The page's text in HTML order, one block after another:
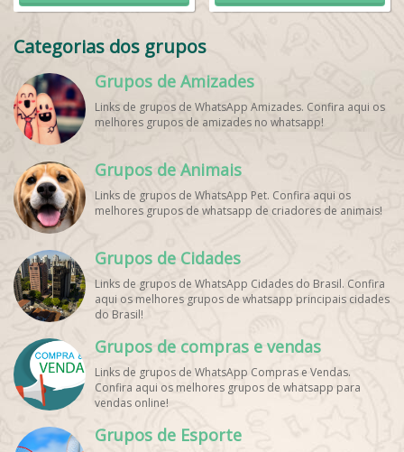
Categorias dos grupos
Grupos de Amizades
Links de grupos de WhatsApp Amizades. Confira aqui os
melhores grupos de amizades no whatsapp!
Grupos de Animais
Links de grupos de WhatsApp Pet. Confira aqui os
melhores grupos de whatsapp de criadores de animais!
Grupos de Cidades
Links de grupos de WhatsApp Cidades do Brasil. Confira
aqui os melhores grupos de whatsapp principais cidades
do Brasil!
Grupos de compras e vendas
Links de grupos de WhatsApp Compras e Vendas.
Confira aqui os melhores grupos de whatsapp para
vendas online!
Grupos de Esporte